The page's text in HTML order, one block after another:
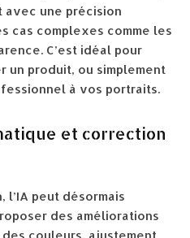
avec une précision
cas complexes comme les
C’est idéal pour
un produit, ou simplement
à vos portraits.
et correction
l’IA peut désormais
des améliorations